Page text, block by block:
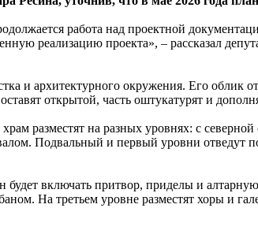
работа над проектной
реализацию проекта», – рассказал
и архитектурного окружения. Его
открытой, часть оштукатурят и
разместят на разных уровнях: с
Подвальный и первый уровни отведут
включать притвор, приделы и
На третьем уровне разместят хоры и